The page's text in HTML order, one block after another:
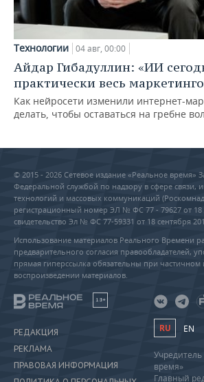
Технологии 04 авг, 00:00
Айдар Гибадуллин: «ИИ
практически весь
Как нейросети изменили интернет-
делать, чтобы оставаться на гребне
© 2015 - 2026 Сетевое издание «Реальное время»
Федеральной службой по надзору в сфере
технологий и массовых коммуникаций
регистрационный номер ЭЛ № ФС 77 - 79627 от 18
свидетельство Эл № ФС 77-59331 от 18 сентября
Использование материалов Реального Времени
предварительного согласия правообладателей,
прямая гиперссылка обязательны при
воспроизведении материалов.
18+
РЕДАКЦИЯ
РЕКЛАМА
ПРАВОВАЯ ИНФОРМАЦИЯ
RU EN
время»
Главный